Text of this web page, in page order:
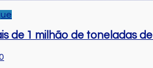
de 1 milhão de toneladas